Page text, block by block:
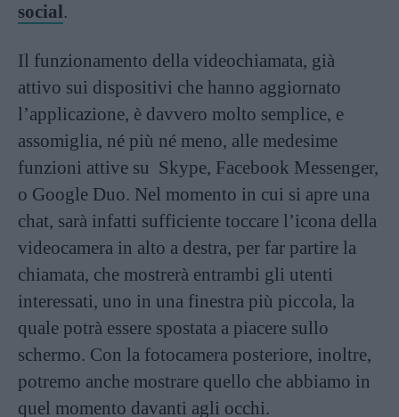
social.
Il funzionamento della videochiamata, già
attivo sui dispositivi che hanno aggiornato
l’applicazione, è davvero molto semplice, e
assomiglia, né più né meno, alle medesime
funzioni attive su Skype, Facebook Messenger,
o Google Duo. Nel momento in cui si apre una
chat, sarà infatti sufficiente toccare l’icona della
videocamera in alto a destra, per far partire la
chiamata, che mostrerà entrambi gli utenti
interessati, uno in una finestra più piccola, la
quale potrà essere spostata a piacere sullo
schermo. Con la fotocamera posteriore, inoltre,
potremo anche mostrare quello che abbiamo in
quel momento davanti agli occhi.